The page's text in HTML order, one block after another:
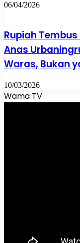
06/04/2026
Rupiah Tembus
Anas
Waras, Bukan
10/03/2026
Wama TV